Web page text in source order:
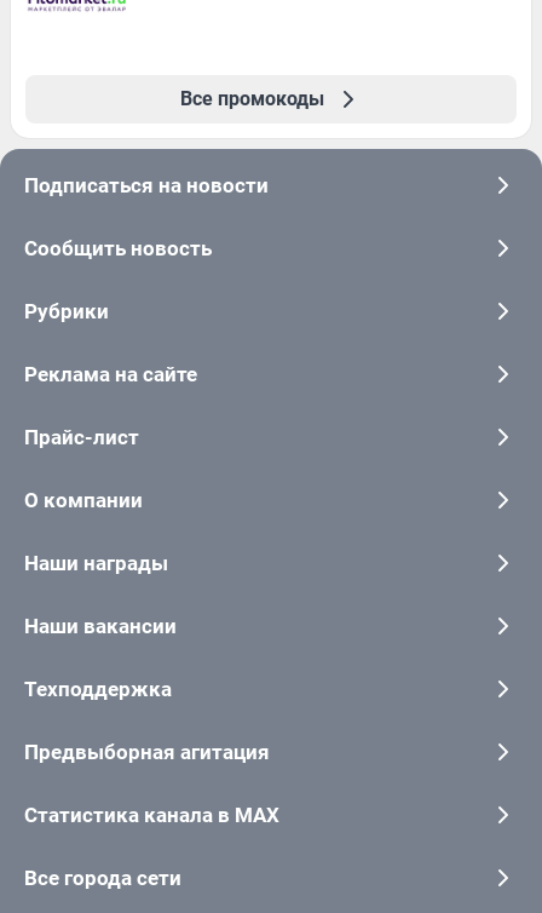
Все промокоды
Подписаться на новости
Сообщить новость
Рубрики
Реклама на сайте
Прайс-лист
О компании
Наши награды
Наши вакансии
Техподдержка
Предвыборная агитация
Статистика канала в MAX
Все города сети